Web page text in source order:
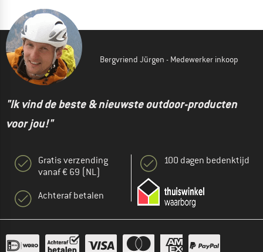
Bergvriend Jürgen - Medewerker inkoop
"Ik vind de beste & nieuwste outdoor-producten
voor jou!"
Gratis verzending
vanaf € 69 (NL)
Achteraf betalen
100 dagen bedenktijd